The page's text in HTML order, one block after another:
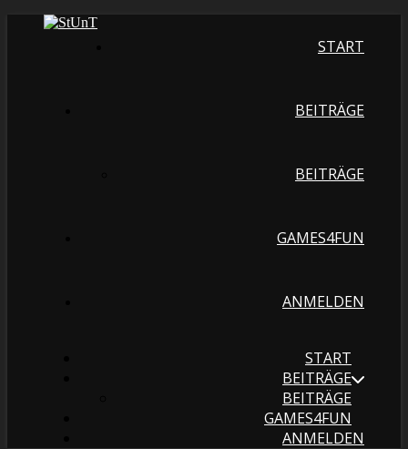
START
BEITRÄGE
BEITRÄGE
GAMES4FUN
ANMELDEN
START
BEITRÄGE
BEITRÄGE
GAMES4FUN
ANMELDEN